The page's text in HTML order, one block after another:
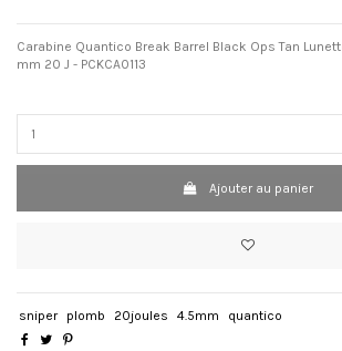
Carabine Quantico Break Barrel Black Ops Tan
mm 20 J - PCKCA0113
Ajouter au panier
sniper plomb 20joules 4.5mm quantico